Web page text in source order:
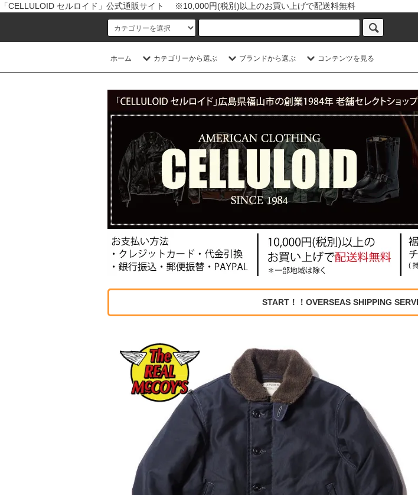
「CELLULOID セルロイド」公式通販サイト ※10,000円(税別)以上のお買い上げで配送料無料
ホーム カテゴリーから選ぶ ブランドから選ぶ コンテンツを見る
START！！OVERSEAS SHIPPING